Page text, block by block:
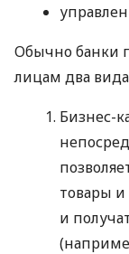
Обычно банки
лицам два вида
Бизнес-
товары
и